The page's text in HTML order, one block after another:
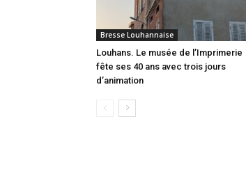
Bresse Louhannaise
Louhans. Le musée de l’Imprimerie
fête ses 40 ans avec trois jours
d’animation